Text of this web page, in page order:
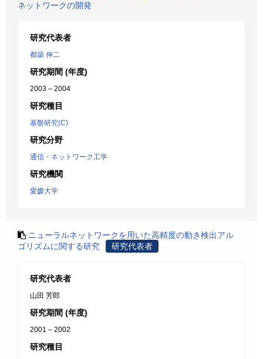
ネットワークの開発
研究代表者
都築 伸二
研究期間 (年度)
2003 – 2004
研究種目
基盤研究(C)
研究分野
通信・ネットワーク工学
研究機関
愛媛大学
ニューラルネットワークを用いた高精度の動き検出アル
ゴリズムに関する研究
研究代表者
研究代表者
山田 芳郎
研究期間 (年度)
2001 – 2002
研究種目